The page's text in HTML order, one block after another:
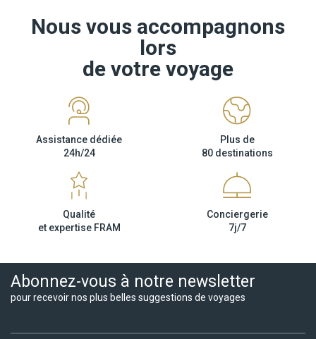
Nous vous accompagnons
lors
de votre voyage
Assistance dédiée
24h/24
Plus de
80 destinations
Qualité
et expertise FRAM
Conciergerie
7j/7
Abonnez-vous à notre newsletter
pour recevoir nos plus belles suggestions de voyages